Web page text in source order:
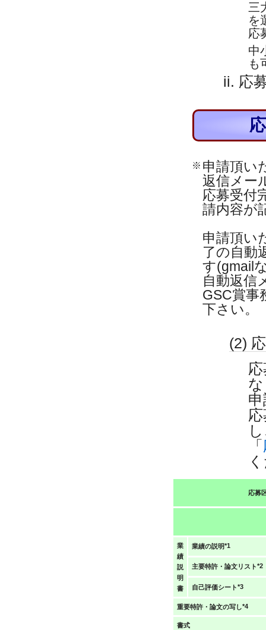
三
を
応
中
も
応
※ 申請頂い
返信メー
応募受付
請内容が
申請頂い
了の自動
す(gmail
自動返信
GSC賞事
下さい。
(2)
「
応募
業
績
説
明
書
業績の説明*1
主要特許・論文リスト*2
自己評価シート*3
重要特許・論文の写し*4
書式